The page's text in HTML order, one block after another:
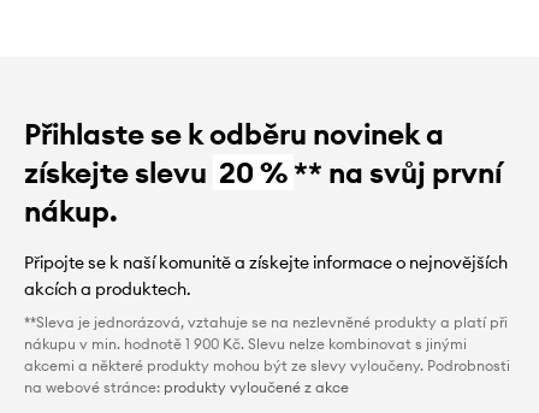
Přihlaste se k odběru novinek a
získejte slevu 20 %** na svůj první
nákup.
Připojte se k naší komunitě a získejte informace o nejnovějších
akcích a produktech.
**Sleva je jednorázová, vztahuje se na nezlevněné produkty a platí při
nákupu v min. hodnotě 1 900 Kč. Slevu nelze kombinovat s jinými
akcemi a některé produkty mohou být ze slevy vyloučeny. Podrobnosti
na webové stránce: produkty vyloučené z akce